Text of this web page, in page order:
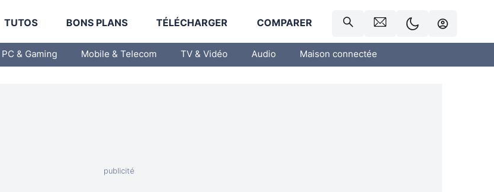
TUTOS BONS PLANS TÉLÉCHARGER COMPARER
PC & Gaming Mobile & Telecom TV & Vidéo Audio Maison connectée